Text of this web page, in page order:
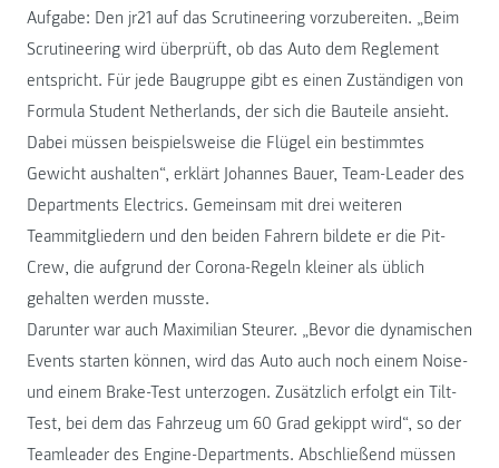
Aufgabe: Den jr21 auf das Scrutineering vorzubereiten. „Beim
Scrutineering wird überprüft, ob das Auto dem Reglement
entspricht. Für jede Baugruppe gibt es einen Zuständigen von
Formula Student Netherlands, der sich die Bauteile ansieht.
Dabei müssen beispielsweise die Flügel ein bestimmtes
Gewicht aushalten“, erklärt Johannes Bauer, Team-Leader des
Departments Electrics. Gemeinsam mit drei weiteren
Teammitgliedern und den beiden Fahrern bildete er die Pit-
Crew, die aufgrund der Corona-Regeln kleiner als üblich
gehalten werden musste.
Darunter war auch Maximilian Steurer. „Bevor die dynamischen
Events starten können, wird das Auto auch noch einem Noise-
und einem Brake-Test unterzogen. Zusätzlich erfolgt ein Tilt-
Test, bei dem das Fahrzeug um 60 Grad gekippt wird“, so der
Teamleader des Engine-Departments. Abschließend müssen